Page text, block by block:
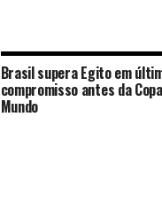
Brasil supera Egito em
compromisso antes da
Mundo